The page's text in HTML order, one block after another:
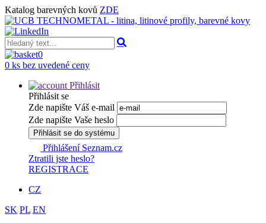
Katalog barevných kovů ZDE
0
0 ks bez uvedené ceny
Přihlásit
Přihlásit se
Zde napište Váš e-mail
Zde napište Vaše heslo
Přihlásit se do systému
Přihlášení Seznam.cz
Ztratili jste heslo?
REGISTRACE
CZ
SK PL EN